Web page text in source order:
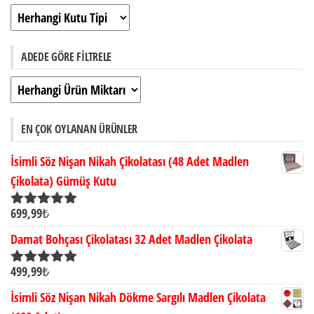
ADEDE GÖRE FILTRELE
EN ÇOK OYLANAN ÜRÜNLER
İsimli Söz Nişan Nikah Çikolatası (48 Adet Madlen
Çikolata) Gümüş Kutu
5 üzerinden
699,99₺
Damat Bohçası Çikolatası 32 Adet Madlen Çikolata
5 üzerinden
499,99₺
İsimli Söz Nişan Nikah Dökme Sargılı Madlen Çikolata